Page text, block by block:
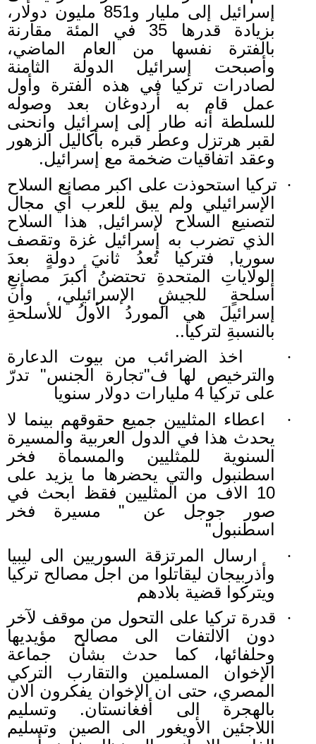
إسرائيل إلى مليار و851 مليون دولار،
بزيادة قدرها 35 في المئة مقارنة
بالفترة نفسها من العام الماضي،
وأصبحت إسرائيل الدولة الثامنة
لصادرات تركيا في هذه الفترة وأول
عمل قام به أردوغان بعد وصوله
للسلطة أنه طار إلى إسرائيل وانحنى
لقبر هرتزل وعطر قبره بأكاليل الزهور
وعقد اتفاقيات ضخمة مع إسرائيل.
·
تركيا استحوذت على اكبر مصانع السلاح
الإسرائيلي ولم يبق للعرب أي مجال
لتصنيع السلاح لإسرائيل, هذا السلاح
الذي تضرب به إسرائيل غزة وتقصف
سوريا, فتركيا تُعدُ ثانيَ دولةٍ بعدَ
الولاياتِ المتحدةِ تحتضنُ أكبرَ مصانعِ
أسلحةٍ للجيشِ الإسرائيلي، وأن
إسرائيلَ هي الموردُ الأولُ للأسلحةِ
بالنسبةِ لتركيا..
·
اخذ الضرائب من بيوت الدعارة
والترخيص لها ف"تجارة الجنس" تدرّ
على تركيا 4 مليارات دولار سنويا
·
اعطاء المثليين جميع حقوقهم بينما لا
يحدث هذا في الدول العربية والمسيرة
السنوية للمثليين والمسماة فخر
اسطنبول والتي يحضرها ما يزيد على
10 الاف من المثليين فقظ ابحث في
صور جوجل عن " مسيرة فخر
اسطنبول"
·
ارسال المرتزقة السوريين الى ليبيا
وأذربيجان ليقاتلوا من اجل مصالح تركيا
ويتركوا قضية بلادهم
·
قدرة تركيا على التحول من موقف لآخر
دون الالتفات الى مصالح مؤيديها
وحلفائها، كما حدث بشأن جماعة
الإخوان المسلمين والتقارب التركي
المصري، حتى ان الإخوان يفكرون الان
بالهجرة الى أفغانستان. وتسليم
اللاجئين الأويغور الى الصين وتسليم